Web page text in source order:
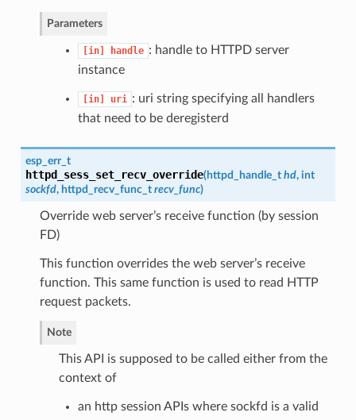
Parameters
[in] handle : handle to HTTPD server
instance
[in] uri
: uri string specifying all handlers
that need to be deregisterd
esp_err_t
httpd_sess_set_recv_override(httpd_handle_t hd, int
sockfd, httpd_recv_func_t recv_func)
Override web server’s receive function (by session
FD)
This function overrides the web server’s receive
function. This same function is used to read HTTP
request packets.
Note
This API is supposed to be called either from the
context of
an http session APIs where sockfd is a valid